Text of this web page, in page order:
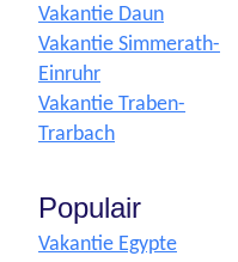
Vakantie Daun
Vakantie Simmerath-
Einruhr
Vakantie Traben-
Trarbach
Populair
Vakantie Egypte